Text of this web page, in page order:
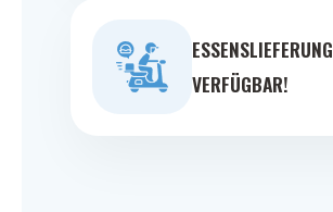
ESSENSLIEFERUNG
VERFÜGBAR!